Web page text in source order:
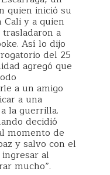
quien inició su
y a quien
a
Así lo dijo
del 25
agregó que
a un amigo
a una
la guerrilla.
decidió
momento de
y salvo con el
al
mucho”.